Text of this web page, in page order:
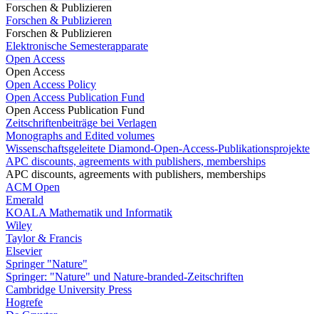
Forschen & Publizieren
Forschen & Publizieren
Forschen & Publizieren
Elektronische Semesterapparate
Open Access
Open Access
Open Access Policy
Open Access Publication Fund
Open Access Publication Fund
Zeitschriftenbeiträge bei Verlagen
Monographs and Edited volumes
Wissenschaftsgeleitete Diamond-Open-Access-Publikationsprojekte
APC discounts, agreements with publishers, memberships
APC discounts, agreements with publishers, memberships
ACM Open
Emerald
KOALA Mathematik und Informatik
Wiley
Taylor & Francis
Elsevier
Springer "Nature"
Springer: "Nature" und Nature-branded-Zeitschriften
Cambridge University Press
Hogrefe